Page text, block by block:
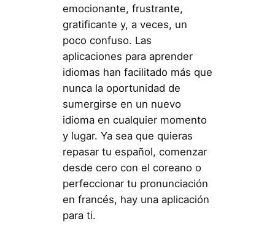
emocionante, frustrante,
gratificante y, a veces, un
poco confuso. Las
aplicaciones para aprender
idiomas han facilitado más que
nunca la oportunidad de
sumergirse en un nuevo
idioma en cualquier momento
y lugar. Ya sea que quieras
repasar tu español, comenzar
desde cero con el coreano o
perfeccionar tu pronunciación
en francés, hay una aplicación
para ti.